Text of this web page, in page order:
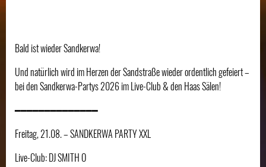
Bald ist wieder Sandkerwa!
Und natürlich wird im Herzen der Sandstraße wieder ordentlich gefeiert –
bei den Sandkerwa-Partys 2026 im Live-Club & den Haas Sälen!
━━━━━━━━━━━━━━
Freitag, 21.08. – SANDKERWA PARTY XXL
Live-Club: DJ SMITH O